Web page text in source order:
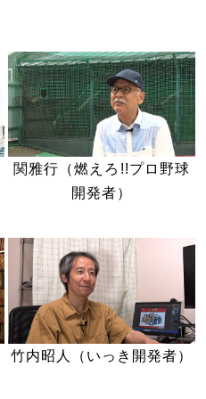
関雅行（燃えろ!!プロ野球
開発者）
竹内昭人（いっき開発者）